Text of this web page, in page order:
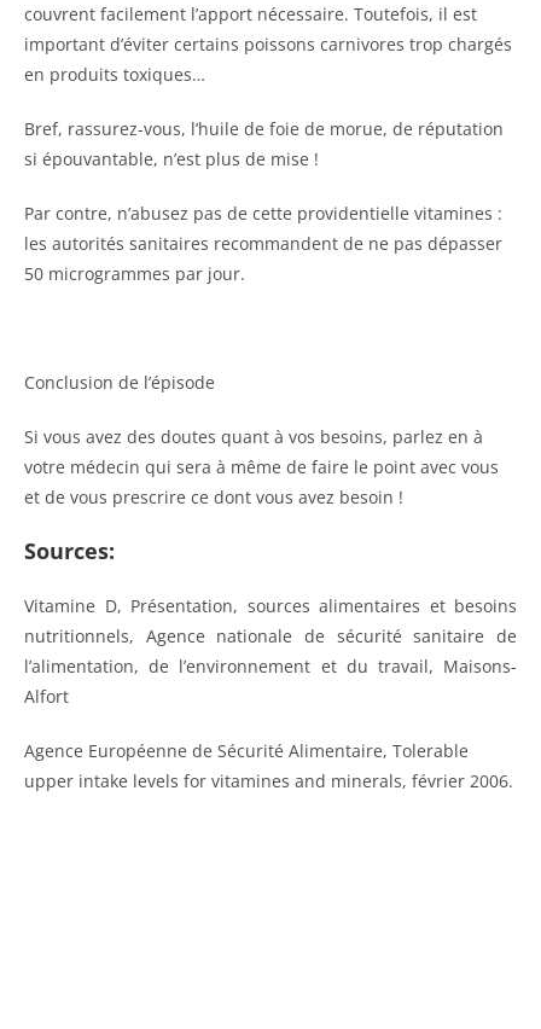
couvrent facilement l’apport nécessaire. Toutefois, il est
important d’éviter certains poissons carnivores trop chargés
en produits toxiques…
Bref, rassurez-vous, l’huile de foie de morue, de réputation
si épouvantable, n’est plus de mise !
Par contre, n’abusez pas de cette providentielle vitamines :
les autorités sanitaires recommandent de ne pas dépasser
50 microgrammes par jour.
Conclusion de l’épisode
Si vous avez des doutes quant à vos besoins, parlez en à
votre médecin qui sera à même de faire le point avec vous
et de vous prescrire ce dont vous avez besoin !
Sources:
Vitamine D, Présentation, sources alimentaires et besoins
nutritionnels, Agence nationale de sécurité sanitaire de
l’alimentation, de l’environnement et du travail, Maisons-
Alfort
Agence Européenne de Sécurité Alimentaire, Tolerable
upper intake levels for vitamines and minerals, février 2006.